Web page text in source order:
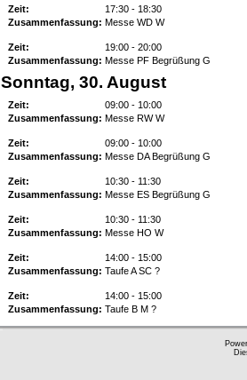
Zeit:
17:30 - 18:30
Zusammenfassung: Messe WD W
Zeit:
19:00 - 20:00
Zusammenfassung: Messe PF Begrüßung G
Sonntag, 30. August
Zeit:
09:00 - 10:00
Zusammenfassung: Messe RW W
Zeit:
09:00 - 10:00
Zusammenfassung: Messe DA Begrüßung G
Zeit:
10:30 - 11:30
Zusammenfassung: Messe ES Begrüßung G
Zeit:
10:30 - 11:30
Zusammenfassung: Messe HO W
Zeit:
14:00 - 15:00
Zusammenfassung: Taufe A SC ?
Zeit:
14:00 - 15:00
Zusammenfassung: Taufe B M ?